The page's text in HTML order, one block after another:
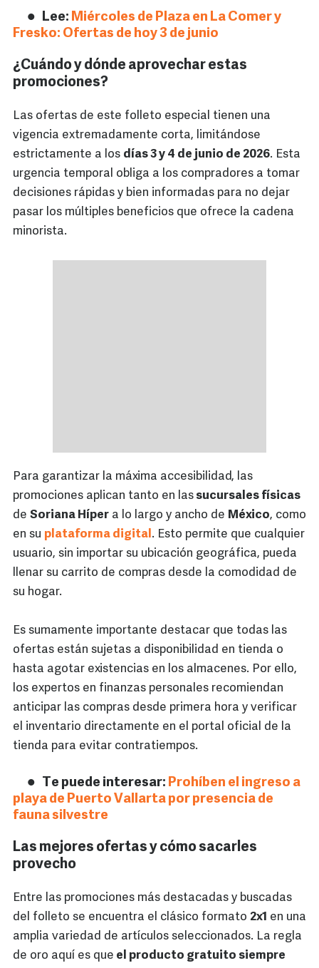
Lee: Miércoles de Plaza en La Comer y
Fresko: Ofertas de hoy 3 de junio
¿Cuándo y dónde aprovechar estas
promociones?
Las ofertas de este folleto especial tienen una
vigencia extremadamente corta, limitándose
estrictamente a los días 3 y 4 de junio de 2026. Esta
urgencia temporal obliga a los compradores a tomar
decisiones rápidas y bien informadas para no dejar
pasar los múltiples beneficios que ofrece la cadena
minorista.
Para garantizar la máxima accesibilidad, las
promociones aplican tanto en lassucursales físicas
de Soriana Híper a lo largo y ancho de México, como
en su plataforma digital . Esto permite que cualquier
usuario, sin importar su ubicación geográfica, pueda
llenar su carrito de compras desde la comodidad de
su hogar.
Es sumamente importante destacar que todas las
ofertas están sujetas a disponibilidad en tienda o
hasta agotar existencias en los almacenes. Por ello,
los expertos en finanzas personales recomiendan
anticipar las compras desde primera hora y verificar
el inventario directamente en el portal oficial de la
tienda para evitar contratiempos.
Te puede interesar: Prohíben el ingreso a
playa de Puerto Vallarta por presencia de
fauna silvestre
Las mejores ofertas y cómo sacarles
provecho
Entre las promociones más destacadas y buscadas
del folleto se encuentra el clásico formato 2x1 en una
amplia variedad de artículos seleccionados. La regla
de oro aquí es que el producto gratuito siempre